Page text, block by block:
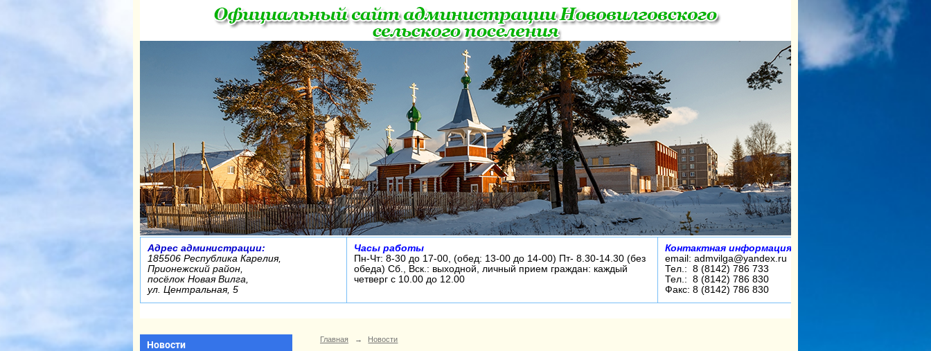
Адрес администрации:
185506 Республика Карелия,
Прионежский район,
посёлок Новая Вилга,
ул. Центральная, 5
Часы работы
Пн-Чт: 8-30 до 17-00, (обед: 13-00 до 14-00) Пт- 8.30-14.30 (без
обеда) Сб., Вск.: выходной, личный прием граждан: каждый
четверг с 10.00 до 12.00
Контактная информация:
email: admvilga@yandex.ru
Тел.: 8 (8142) 786 733
Тел.: 8 (8142) 786 830
Факс: 8 (8142) 786 830
Новости
Главная → Новости